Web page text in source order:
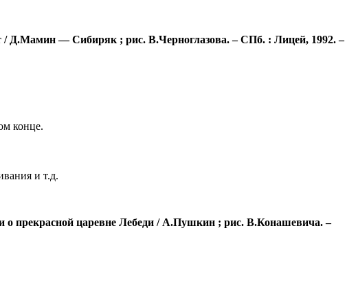
— Сибиряк ; рис. В.Черноглазова. – СПб. : Лицей, 1992. –
конце.
и т.д.
о прекрасной царевне Лебеди / А.Пушкин ; рис. В.Конашевича. –